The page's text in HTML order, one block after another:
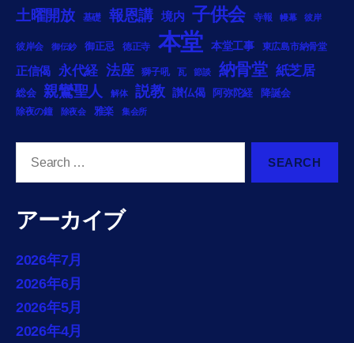
土曜開放 基礎 報恩講 境内 子供会 寺報 幔幕 彼岸
彼岸会 御伝鈔 御正忌 徳正寺 本堂 本堂工事 東広島市納骨堂
正信偈 永代経 法座 獅子吼 瓦 節談 納骨堂 紙芝居
総会 親鸞聖人 解体 説教 讃仏偈 阿弥陀経 降誕会
除夜の鐘 除夜会 雅楽 集会所
アーカイブ
2026年7月
2026年6月
2026年5月
2026年4月